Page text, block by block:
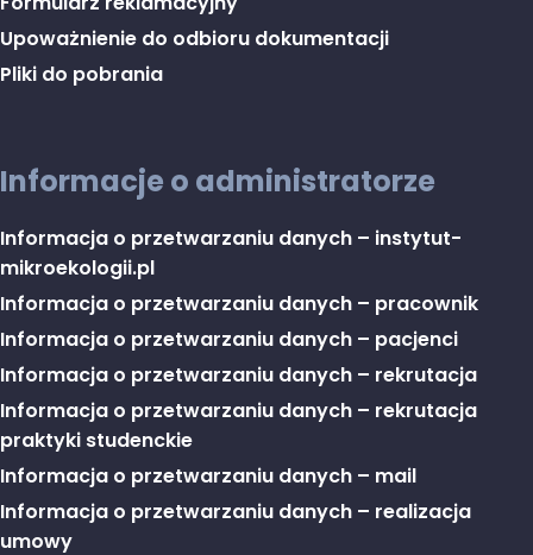
Upoważnienie do odbioru dokumentacji
Pliki do pobrania
Informacje o administratorze
Informacja o przetwarzaniu danych – instytut-
mikroekologii.pl
Informacja o przetwarzaniu danych – pracownik
Informacja o przetwarzaniu danych – pacjenci
Informacja o przetwarzaniu danych – rekrutacja
Informacja o przetwarzaniu danych – rekrutacja
praktyki studenckie
Informacja o przetwarzaniu danych – mail
Informacja o przetwarzaniu danych – realizacja
umowy